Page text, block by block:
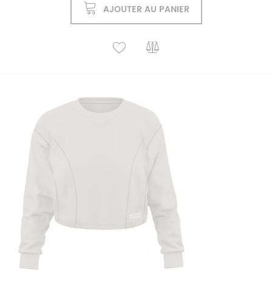
AJOUTER AU PANIER